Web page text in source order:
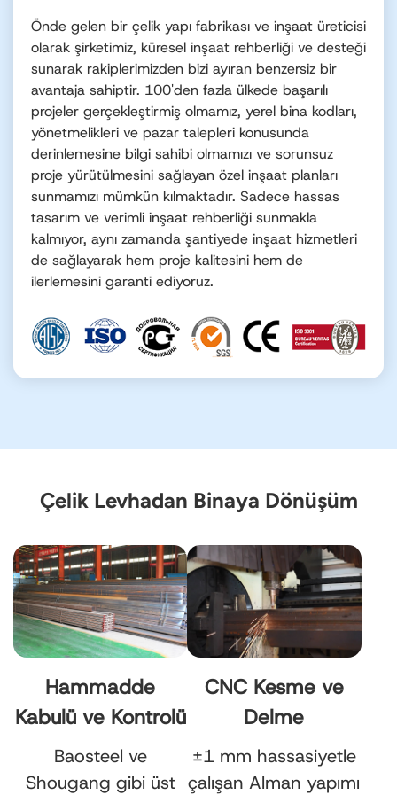
Önde gelen bir çelik yapı fabrikası ve inşaat üreticisi
olarak şirketimiz, küresel inşaat rehberliği ve desteği
sunarak rakiplerimizden bizi ayıran benzersiz bir
avantaja sahiptir. 100'den fazla ülkede başarılı
projeler gerçekleştirmiş olmamız, yerel bina kodları,
yönetmelikleri ve pazar talepleri konusunda
derinlemesine bilgi sahibi olmamızı ve sorunsuz
proje yürütülmesini sağlayan özel inşaat planları
sunmamızı mümkün kılmaktadır. Sadece hassas
tasarım ve verimli inşaat rehberliği sunmakla
kalmıyor, aynı zamanda şantiyede inşaat hizmetleri
de sağlayarak hem proje kalitesini hem de
ilerlemesini garanti ediyoruz.
Çelik Levhadan Binaya Dönüşüm
Hammadde
Kabulü ve Kontrolü
Baosteel ve
Shougang gibi üst
CNC Kesme ve
Delme
±1 mm hassasiyetle
çalışan Alman yapımı